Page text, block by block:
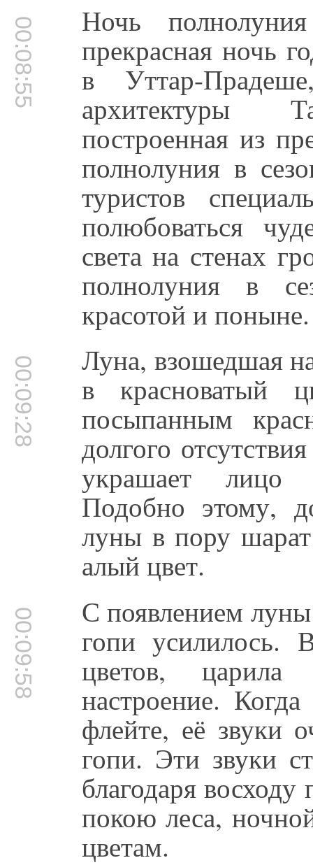
00:08:55 Ночь
прекрасная ночь
в Уттар-
архитектуры
построенная из
полнолуния в
туристов
полюбоваться
света на стенах
полнолуния в
красотой и поныне.
00:09:28 Луна, взошедшая
в красноватый
посыпанным
долгого
украшает лицо
Подобно этому,
луны в пору
алый цвет.
00:09:58 С появлением
гопи усилилось.
цветов, царила
настроение.
флейте, её звуки
гопи. Эти звуки
благодаря
покою леса,
цветам.